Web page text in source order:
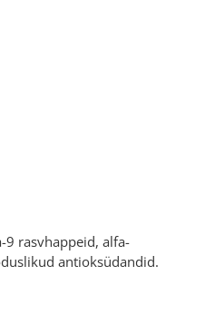
rasvhappeid, alfa-
antioksüdandid.